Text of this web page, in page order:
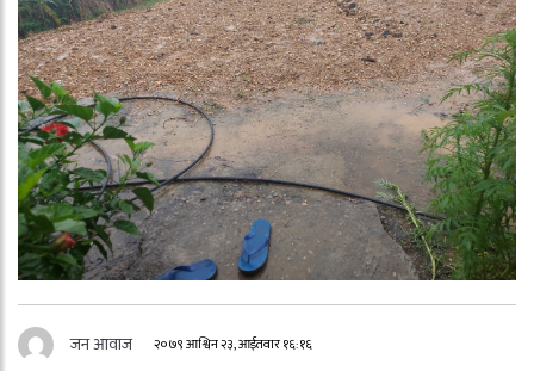
जन आवाज २०७९ आश्विन २३, आईतवार १६:१६